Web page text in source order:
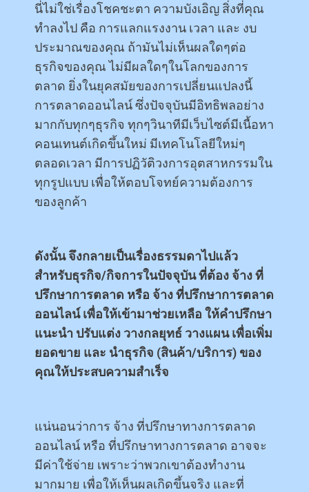
นี่ไม่ใช่เรื่องโชคชะตา ความบังเอิญ สิ่งที่คุณ
ทำลงไป คือ การแลกแรงงาน เวลา และ งบ
ประมาณของคุณ ถ้ามันไม่เห็นผลใดๆต่อ
ธุรกิจของคุณ ไม่มีผลใดๆในโลกของการ
ตลาด ยิ่งในยุคสมัยของการเปลี่ยนแปลงนี้
การตลาดออนไลน์ ซึ่งปัจจุบันมีอิทธิพลอย่าง
มากกับทุกๆธุรกิจ ทุกๆวินาทีมีเว็บไซต์มีเนื้อหา
คอนเทนต์เกิดขึ้นใหม่ มีเทคโนโลยีใหม่ๆ
ตลอดเวลา มีการปฏิวัติวงการอุตสาหกรรมใน
ทุกรูปแบบ เพื่อให้ตอบโจทย์ความต้องการ
ของลูกค้า
ดังนั้น จึงกลายเป็นเรื่องธรรมดาไปแล้ว
สำหรับธุรกิจ/กิจการในปัจจุบัน ที่ต้อง จ้าง ที่
ปรึกษาการตลาด หรือ จ้าง ที่ปรึกษาการตลาด
ออนไลน์ เพื่อให้เข้ามาช่วยเหลือ ให้คำปรึกษา
แนะนำ ปรับแต่ง วางกลยุทธ์ วางแผน เพื่อเพิ่ม
ยอดขาย และ นำธุรกิจ (สินค้า/บริการ) ของ
คุณให้ประสบความสำเร็จ
แน่นอนว่าการ จ้าง ที่ปรึกษาทางการตลาด
ออนไลน์ หรือ ที่ปรึกษาทางการตลาด อาจจะ
มีค่าใช้จ่าย เพราะว่าพวกเขาต้องทำงาน
มากมาย เพื่อให้เห็นผลเกิดขึ้นจริง และที่